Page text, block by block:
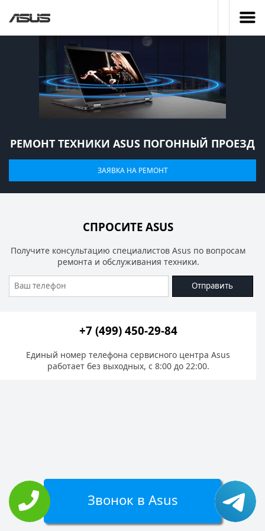
РЕМОНТ ТЕХНИКИ ASUS ПОГОННЫЙ ПРОЕЗД
ЗАЯВКА НА РЕМОНТ
СПРОСИТЕ ASUS
Получите консультацию специалистов Asus по вопросам
ремонта и обслуживания техники.
Отправить
+7 (499) 450-29-84
Единый номер телефона сервисного центра Asus
работает без выходных, с 8:00 до 22:00.
Звонок в Asus